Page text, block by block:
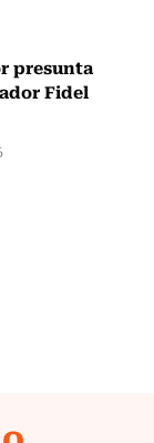
presunta
Fidel